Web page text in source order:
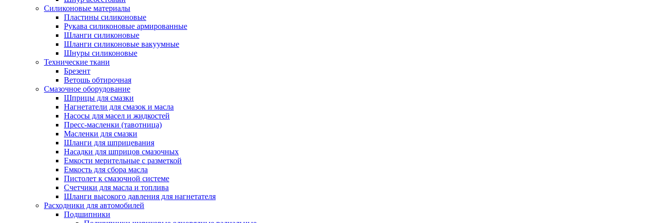
Силиконовые материалы
Пластины силиконовые
Рукава силиконовые армированные
Шланги силиконовые
Шланги силиконовые вакуумные
Шнуры силиконовые
Технические ткани
Брезент
Ветошь обтирочная
Смазочное оборудование
Шприцы для смазки
Нагнетатели для смазок и масла
Насосы для масел и жидкостей
Пресс-масленки (тавотница)
Масленки для смазки
Шланги для шприцевания
Насадки для шприцов смазочных
Емкости мерительные с разметкой
Емкость для сбора масла
Пистолет к смазочной системе
Счетчики для масла и топлива
Шланги высокого давления для нагнетателя
Расходники для автомобилей
Подшипники